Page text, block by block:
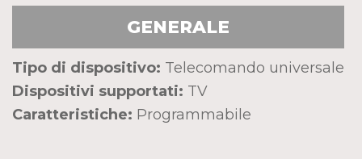
GENERALE
Tipo di dispositivo: Telecomando universale
Dispositivi supportati: TV
Caratteristiche: Programmabile